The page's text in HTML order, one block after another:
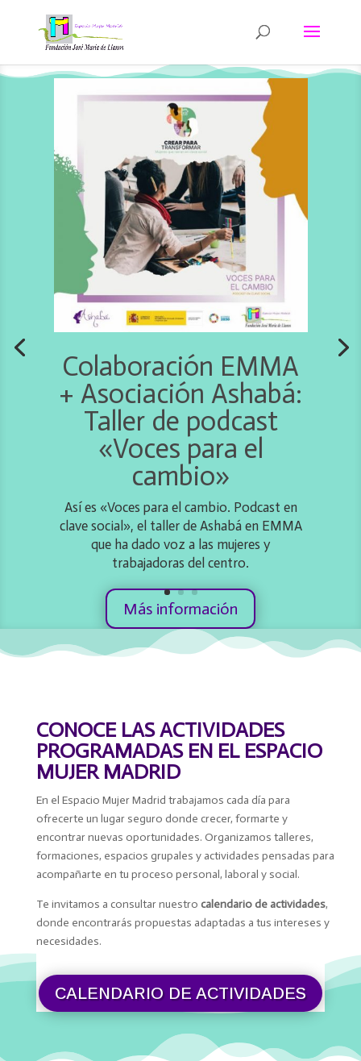
Colaboración EMMA
+ Asociación Ashabá:
Taller de podcast
«Voces para el
cambio»
Así es «Voces para el cambio. Podcast en
clave social», el taller de Ashabá en EMMA
que ha dado voz a las mujeres y
trabajadoras del centro.
Más información
CONOCE LAS ACTIVIDADES
PROGRAMADAS EN EL ESPACIO
MUJER MADRID
En el Espacio Mujer Madrid trabajamos cada día para
ofrecerte un lugar seguro donde crecer, formarte y
encontrar nuevas oportunidades. Organizamos talleres,
formaciones, espacios grupales y actividades pensadas para
acompañarte en tu proceso personal, laboral y social.
Te invitamos a consultar nuestro calendario de actividades,
donde encontrarás propuestas adaptadas a tus intereses y
necesidades.
CALENDARIO DE ACTIVIDADES